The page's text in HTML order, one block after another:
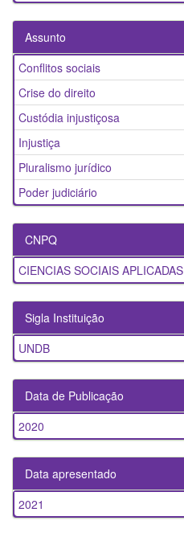
Assunto
Conflitos sociais
Crise do direito
Custódia injustiçosa
Injustiça
Pluralismo jurídico
Poder judiciário
CNPQ
CIENCIAS SOCIAIS APLICADAS
Sigla Instituição
UNDB
Data de Publicação
2020
Data apresentado
2021